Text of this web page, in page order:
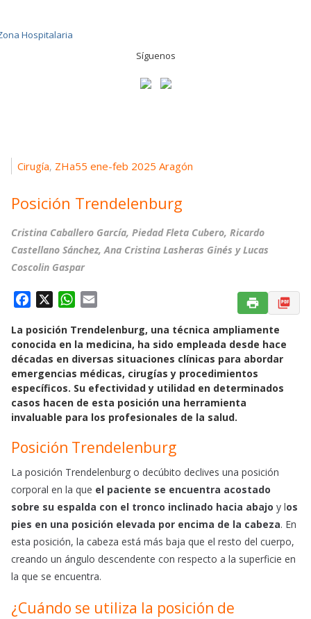
Síguenos
Cirugía, ZHa55 ene-feb 2025 Aragón
Posición Trendelenburg
Cristina Caballero García, Piedad Fleta Cubero, Ricardo
Castellano Sánchez, Ana Cristina Lasheras Ginés y Lucas
Coscolin Gaspar
c
e
b
o
o
k
W
a
t
s
A
p
p
a
i
l
La posición Trendelenburg, una técnica ampliamente
conocida en la medicina, ha sido empleada desde hace
décadas en diversas situaciones clínicas para abordar
emergencias médicas, cirugías y procedimientos
específicos. Su efectividad y utilidad en determinados
casos hacen de esta posición una herramienta
invaluable para los profesionales de la salud.
Posición Trendelenburg
La posición Trendelenburg o decúbito declives una posición
corporal en la que el paciente se encuentra acostado
sobre su espalda con el tronco inclinado hacia abajo y los
pies en una posición elevada por encima de la cabeza. En
esta posición, la cabeza está más baja que el resto del cuerpo,
creando un ángulo descendente con respecto a la superficie en
la que se encuentra.
¿Cuándo se utiliza la posición de